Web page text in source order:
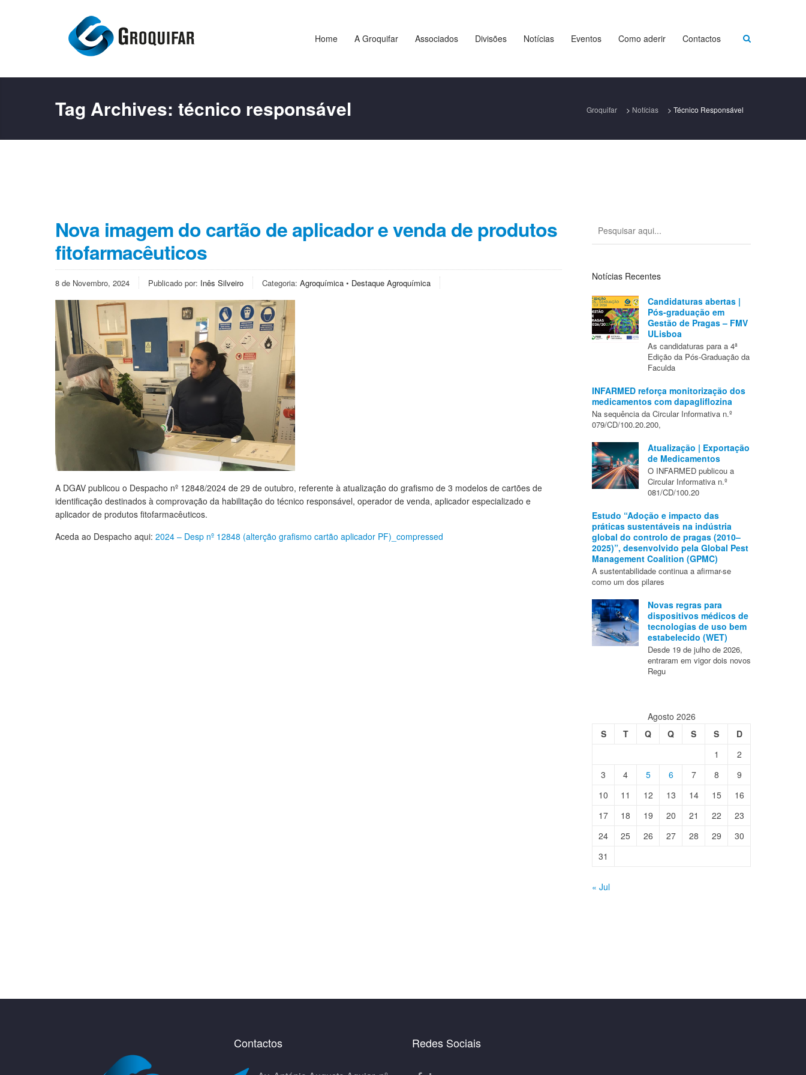
Home A Groquifar Associados Divisões Notícias Eventos Como aderir Contactos
Tag Archives: técnico responsável Groquifar > Notícias > Técnico Responsável
Nova imagem do cartão de aplicador e venda de produtos
fitofarmacêuticos
8 de Novembro, 2024 Publicado por: Inês Silveiro Categoria: Agroquímica • Destaque Agroquímica
A DGAV publicou o Despacho nº 12848/2024 de 29 de outubro, referente à atualização do grafismo de 3 modelos de cartões de
identificação destinados à comprovação da habilitação do técnico responsável, operador de venda, aplicador especializado e
aplicador de produtos fitofarmacêuticos.
Aceda ao Despacho aqui: 2024 – Desp nº 12848 (alterção grafismo cartão aplicador PF)_compressed
Notícias Recentes
Candidaturas abertas |
Pós-graduação em
Gestão de Pragas – FMV
ULisboa
As candidaturas para a 4ª
Edição da Pós-Graduação da
Faculda
INFARMED reforça monitorização dos
medicamentos com dapagliflozina
Na sequência da Circular Informativa n.º
079/CD/100.20.200,
Atualização | Exportação
de Medicamentos
O INFARMED publicou a
Circular Informativa n.º
081/CD/100.20
Estudo “Adoção e impacto das
práticas sustentáveis na indústria
global do controlo de pragas (2010–
2025)”, desenvolvido pela Global Pest
Management Coalition (GPMC)
A sustentabilidade continua a afirmar-se
como um dos pilares
Novas regras para
dispositivos médicos de
tecnologias de uso bem
estabelecido (WET)
Desde 19 de julho de 2026,
entraram em vigor dois novos
Regu
Agosto 2026
S
T Q Q S S
D
1
2
3
4 5 6 7 8
9
10
11 12 13 14 15
16
17
18 19 20 21 22
23
24
25 26 27 28 29
30
31
« Jul
Contactos Redes Sociais